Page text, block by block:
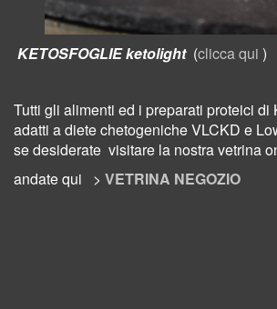
KETOSFOGLIE ketolight(clicca qui )
Tutti gli alimenti ed i preparati proteici di
adatti a diete chetogeniche VLCKD e
se desiderate visitare la nostra vetrina
andate qui > VETRINA NEGOZIO